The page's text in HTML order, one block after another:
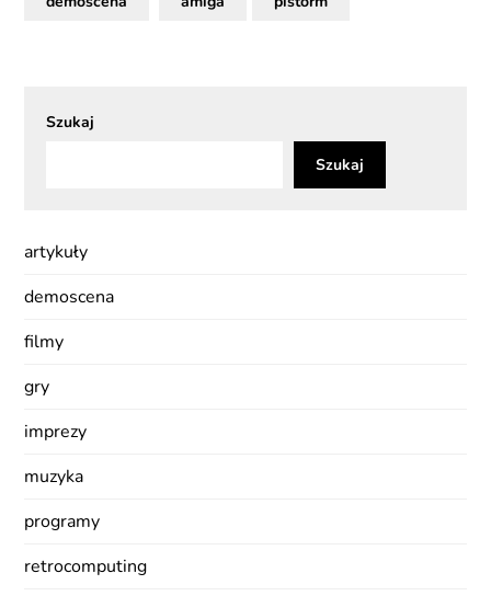
Szukaj
Szukaj
artykuły
demoscena
filmy
gry
imprezy
muzyka
programy
retrocomputing